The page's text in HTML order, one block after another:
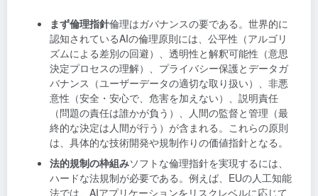
まず倫理指針倫理はガバナンスの要である。世界的に
認知されているAIの倫理原則には、公平性（アルゴリ
ズムによる差別の回避）、透明性と解釈可能性（意思
決定プロセスの理解）、プライバシー保護とデータガ
バナンス（ユーザーデータの適切な取り扱い）、非悪
意性（安全・安心で、危害を加えない）、説明責任
（問題の責任は誰かが負う）、人間の監督と管理（最
終的な決定は人間が行う）が含まれる。これらの原則
は、具体的な技術開発や規制作りの価値指針となる。
法的規制の枠組みソフトな倫理指針を実現するには、
ハードな法規制が必要である。例えば、EUの人工知能
法では、AIアプリケーションをリスクレベルに応じて